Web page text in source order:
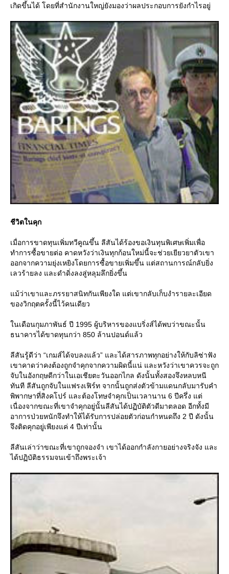
เกิดขึ้นได้ โดยที่สำนักงานใหญ่ยังมองว่าผลประกอบการยังกำไรอยู่
ชีวิตในคุก
เมื่อการขาดทุนเพิ่มทวีคูณขึ้น ลีสันได้ร้องขอเงินทุนพิเศษเพิ่มเพื่อ
ทำการซื้อขายต่อ คาดหวังว่าเงินทุกก้อนใหม่นี้จะช่วยเยียวยาตัวเขา
ออกจากความยุ่งเหยิงโดยการซื้อขายเพิ่มขึ้น แต่สถานการณ์กลับยิ่ง
เลวร้ายลง และดำดิ่งลงสู่หลุมลึกยิ่งขึ้น
ม้ว่าเขาและภรรยาสนิทกันเพียงใด แต่เขากลับเก็บงำรายละเอียด
ของวิกฤตครั้งนี้ไว้คนเดียว
นเดือนกุมภาพันธ์ ปี 1995 ผู้บริหารของแบริ่งส์ได้พบว่าขณะนั้น
ธนาคารได้ขาดทุนกว่า 850 ล้านปอนด์แล้ว
ลีสันรู้ดีว่า “เกมส์ได้จบลงแล้ว” และได้สารภาพทุกอย่างให้กับลิซ่าฟัง
เขาคาดว่าคงต้องถูกจำคุกจากความผิดนี้แน่ และหวังว่าเขาควรจะถูก
จับในอังกฤษดีกว่าในเอเชียตะวันออกไกล ดังนั้นทั้งสองจึงหลบหนี
ทันที ลีสันถูกจับในแฟรงเฟิร์ท จากนั้นถูกส่งตัวข้ามแดนกลับมารับคำ
พิพากษาที่สิงคโปร์ และต้องโทษจำคุกเป็นเวลานาน 6 ปีครึ่ง แต่
เนื่องจากขณะที่เขาจำคุกอยู่นั้นลีสันได้ปฏิบัติตัวดีมาตลอด อีกทั้งมี
อาการป่วยหนักจึงทำให้ได้รับการปล่อยตัวก่อนกำหนดถึง 2 ปี ดังนั้น
จึงติดคุกอยู่เพียงแค่ 4 ปีเท่านั้น
ลีสันเล่าว่าขณะที่เขาถูกจองจำ เขาได้ออกกำลังกายอย่างจริงจัง และ
ได้ปฏิบัติธรรมจนเข้าถึงพระเจ้า